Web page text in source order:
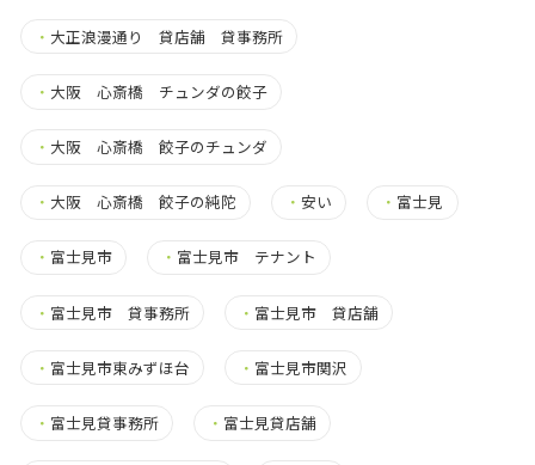
・ 大正浪漫通り 貸店舗 貸事務所
・ 大阪 心斎橋 チュンダの餃子
・ 大阪 心斎橋 餃子のチュンダ
・ 大阪 心斎橋 餃子の純陀 ・安い ・ 富士見
・ 富士見市 ・ 富士見市 テナント
・ 富士見市 貸事務所 ・ 富士見市 貸店舗
・ 富士見市東みずほ台 ・ 富士見市関沢
・ 富士見貸事務所 ・ 富士見貸店舗